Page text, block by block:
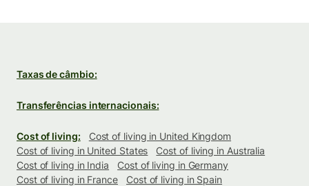
Taxas de câmbio:
Transferências internacionais:
Cost of living:
Cost of living in United Kingdom
Cost of living in United States
Cost of living in Australia
Cost of living in India
Cost of living in Germany
Cost of living in France
Cost of living in Spain